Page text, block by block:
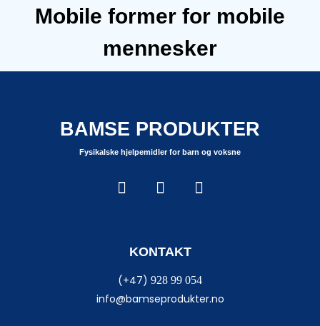
Mobile former for mobile
mennesker
BAMSE PRODUKTER
Fysikalske hjelpemidler for barn og voksne
KONTAKT
(+47) 928 99 054
info@bamseprodukter.no